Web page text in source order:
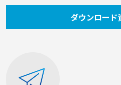
ダウンロード